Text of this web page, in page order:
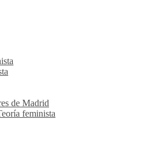
de Madrid
feminista